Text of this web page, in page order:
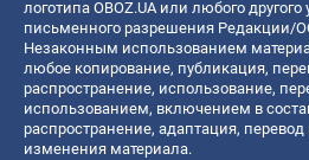
логотипа OBOZ.UA или любого
письменного разрешения Редакции/
Незаконным использованием
любое копирование, публикация,
распространение, использование,
использованием, включением в
распространение, адаптация,
изменения материала.